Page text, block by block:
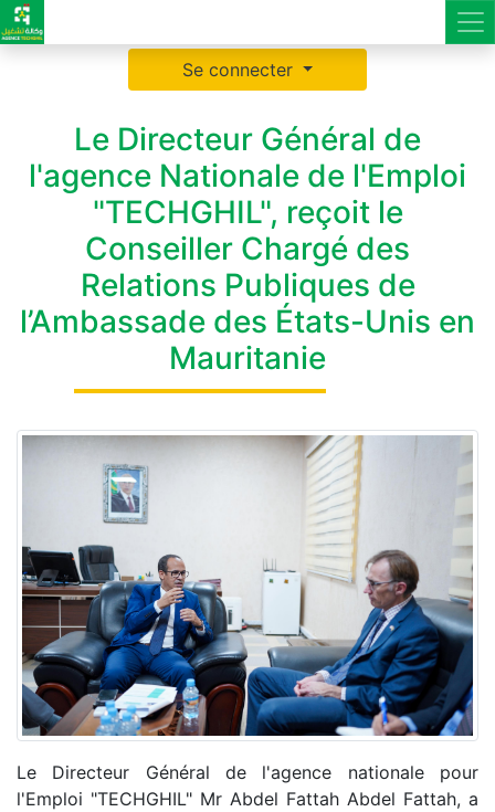
Se connecter
Le Directeur Général de
l'agence Nationale de l'Emploi
"TECHGHIL", reçoit le
Conseiller Chargé des
Relations Publiques de
l’Ambassade des États-Unis en
Mauritanie
Le Directeur Général de l'agence nationale pour
l'Emploi "TECHGHIL" Mr Abdel Fattah Abdel Fattah, a